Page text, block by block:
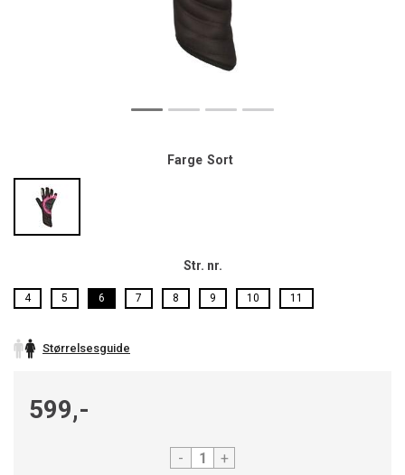
Farge Sort
Str. nr.
4 5 6 7 8 9 10 11
Størrelsesguide
599,-
- +